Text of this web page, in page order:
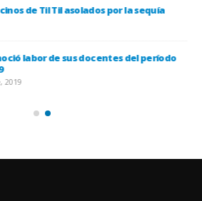
de Til Til asolados por la sequía
labor de sus docentes del período